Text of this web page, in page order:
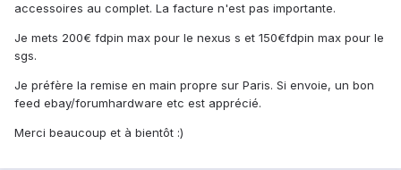
accessoires au complet. La facture n'est pas importante.
Je mets 200€ fdpin max pour le nexus s et 150€fdpin max pour le
sgs.
Je préfère la remise en main propre sur Paris. Si envoie, un bon
feed ebay/forumhardware etc est apprécié.
Merci beaucoup et à bientôt :)